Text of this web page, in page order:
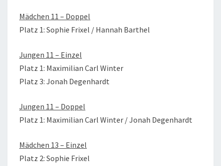
Mädchen 11 – Doppel
Platz 1: Sophie Frixel / Hannah Barthel
Jungen 11 – Einzel
Platz 1: Maximilian Carl Winter
Platz 3: Jonah Degenhardt
Jungen 11 – Doppel
Platz 1: Maximilian Carl Winter / Jonah Degenhardt
Mädchen 13 – Einzel
Platz 2: Sophie Frixel